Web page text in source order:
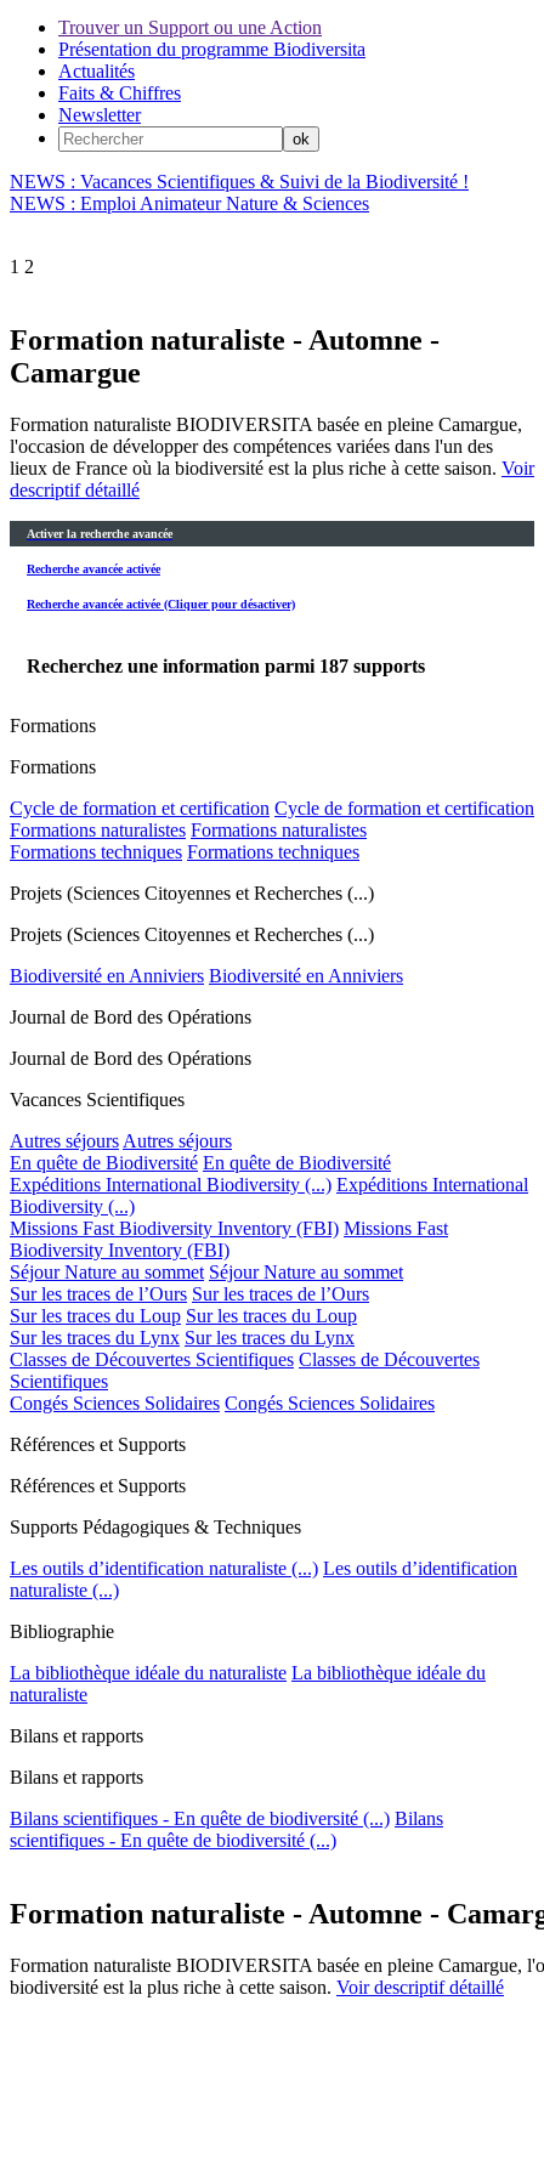
Trouver un Support ou une Action
Présentation du programme Biodiversita
Actualités
Faits & Chiffres
Newsletter
NEWS : Vacances Scientifiques & Suivi de la Biodiversité !
NEWS : Emploi Animateur Nature & Sciences
1 2
Formation naturaliste - Automne -
Camargue
Formation naturaliste BIODIVERSITA basée en pleine Camargue,
l'occasion de développer des compétences variées dans l'un des
lieux de France où la biodiversité est la plus riche à cette saison. Voir
descriptif détaillé
Activer la recherche avancée
Recherche avancée activée
Recherche avancée activée (Cliquer pour désactiver)
Recherchez une information parmi 187 supports
Formations
Formations
Cycle de formation et certification Cycle de formation et certification
Formations naturalistes Formations naturalistes
Formations techniques Formations techniques
Projets (Sciences Citoyennes et Recherches (...)
Projets (Sciences Citoyennes et Recherches (...)
Biodiversité en Anniviers Biodiversité en Anniviers
Journal de Bord des Opérations
Journal de Bord des Opérations
Vacances Scientifiques
Autres séjours Autres séjours
En quête de Biodiversité En quête de Biodiversité
Expéditions International Biodiversity (...) Expéditions International
Biodiversity (...)
Missions Fast Biodiversity Inventory (FBI) Missions Fast
Biodiversity Inventory (FBI)
Séjour Nature au sommet Séjour Nature au sommet
Sur les traces de l’Ours Sur les traces de l’Ours
Sur les traces du Loup Sur les traces du Loup
Sur les traces du Lynx Sur les traces du Lynx
Classes de Découvertes Scientifiques Classes de Découvertes
Scientifiques
Congés Sciences Solidaires Congés Sciences Solidaires
Références et Supports
Références et Supports
Supports Pédagogiques & Techniques
Les outils d’identification naturaliste (...) Les outils d’identification
naturaliste (...)
Bibliographie
La bibliothèque idéale du naturaliste La bibliothèque idéale du
naturaliste
Bilans et rapports
Bilans et rapports
Bilans scientifiques - En quête de biodiversité (...) Bilans
scientifiques - En quête de biodiversité (...)
Formation naturaliste - Automne -
Formation naturaliste BIODIVERSITA basée en pleine Camargue,
biodiversité est la plus riche à cette saison. Voir descriptif détaillé